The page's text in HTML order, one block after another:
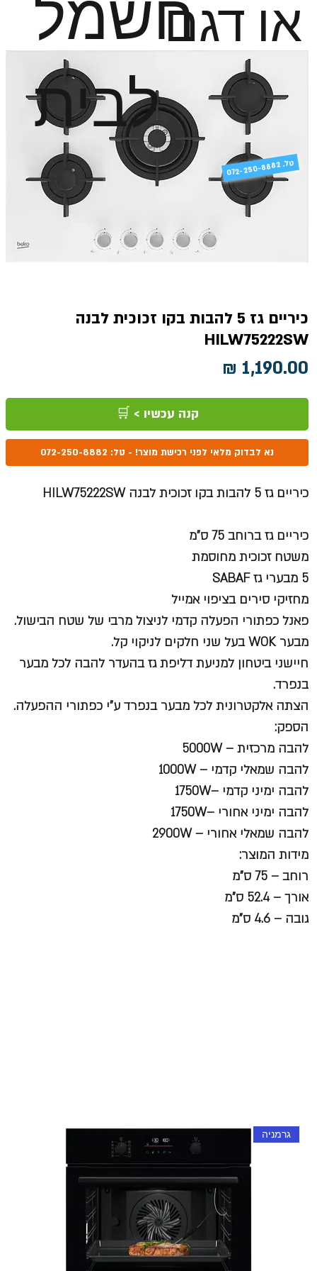
או דגם
לבית
כיריים גז 5 להבות בקו זכוכית לבנה
HILW75222SW
קנה עכשיו > 🛒
נא לבדוק מלאי לפני רכישת מוצר! - טל: 072-250-8882
כיריים גז 5 להבות בקו זכוכית לבנה HILW75222SW
כיריים גז ברוחב 75 ס"מ
משטח זכוכית מחוסמת
5 מבערי גז SABAF
מחזיקי סירים בציפוי אמייל
פאנל כפתורי הפעלה קדמי לניצול מרבי של שטח הבישול.
מבער WOK בעל שני חלקים לניקוי קל.
חיישני ביטחון למניעת דליפת גז בהעדר להבה לכל מבער
בנפרד.
הצתה אלקטרונית לכל מבער בנפרד ע"י כפתורי ההפעלה.
הספק:
להבה מרכזית – 5000W
להבה שמאלי קדמי – 1000W
להבה ימיני קדמי –1750W
להבה ימיני אחורי –1750W
להבה שמאלי אחורי – 2900W
מידות המוצר:
רוחב – 75 ס"מ
אורך – 52.4 ס"מ
גובה – 4.6 ס"מ
גרמניה
072-250-8882 .טל